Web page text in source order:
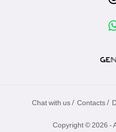
Chat with us / Contacts /
Copyright © 2026 -